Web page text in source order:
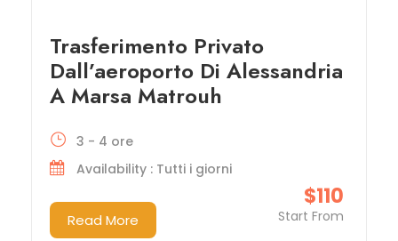
Trasferimento Privato
Dall’aeroporto Di Alessandria
A Marsa Matrouh
$110
Start From
3 - 4 ore
Availability : Tutti i giorni
Read More